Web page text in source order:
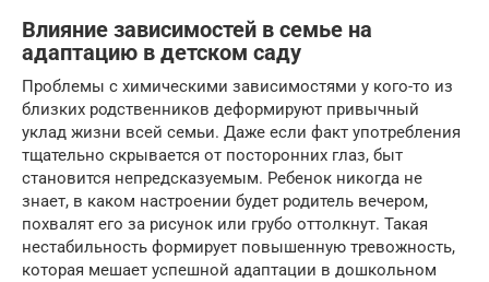
Влияние зависимостей в семье на
адаптацию в детском саду
Проблемы с химическими зависимостями у кого-то из
близких родственников деформируют привычный
уклад жизни всей семьи. Даже если факт употребления
тщательно скрывается от посторонних глаз, быт
становится непредсказуемым. Ребенок никогда не
знает, в каком настроении будет родитель вечером,
похвалят его за рисунок или грубо оттолкнут. Такая
нестабильность формирует повышенную тревожность,
которая мешает успешной адаптации в дошкольном